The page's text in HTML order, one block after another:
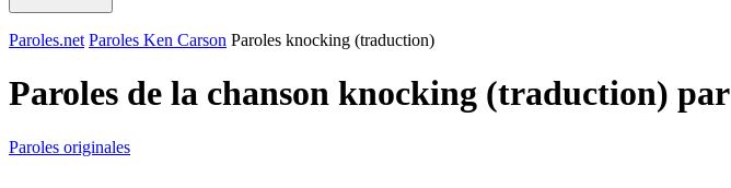
Paroles.net Paroles Ken Carson Paroles knocking (traduction)
Paroles de la chanson knocking (traduction) par
Paroles originales